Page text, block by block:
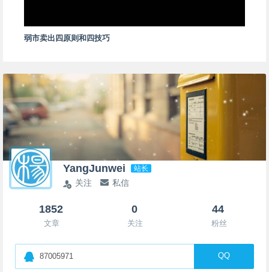
弱市卖出四原则和四技巧
YangJunwei 站长
关注 私信
1852
文章
0
关注
44
粉丝
87005971 QQ